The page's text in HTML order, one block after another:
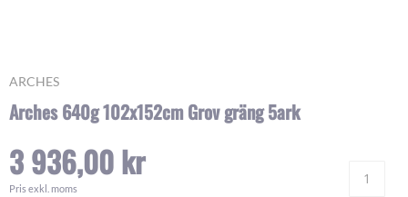
ARCHES
Arches 640g 102x152cm Grov gräng 5ark
3 936,00 kr
Pris exkl. moms
Skip
the
of
the
images